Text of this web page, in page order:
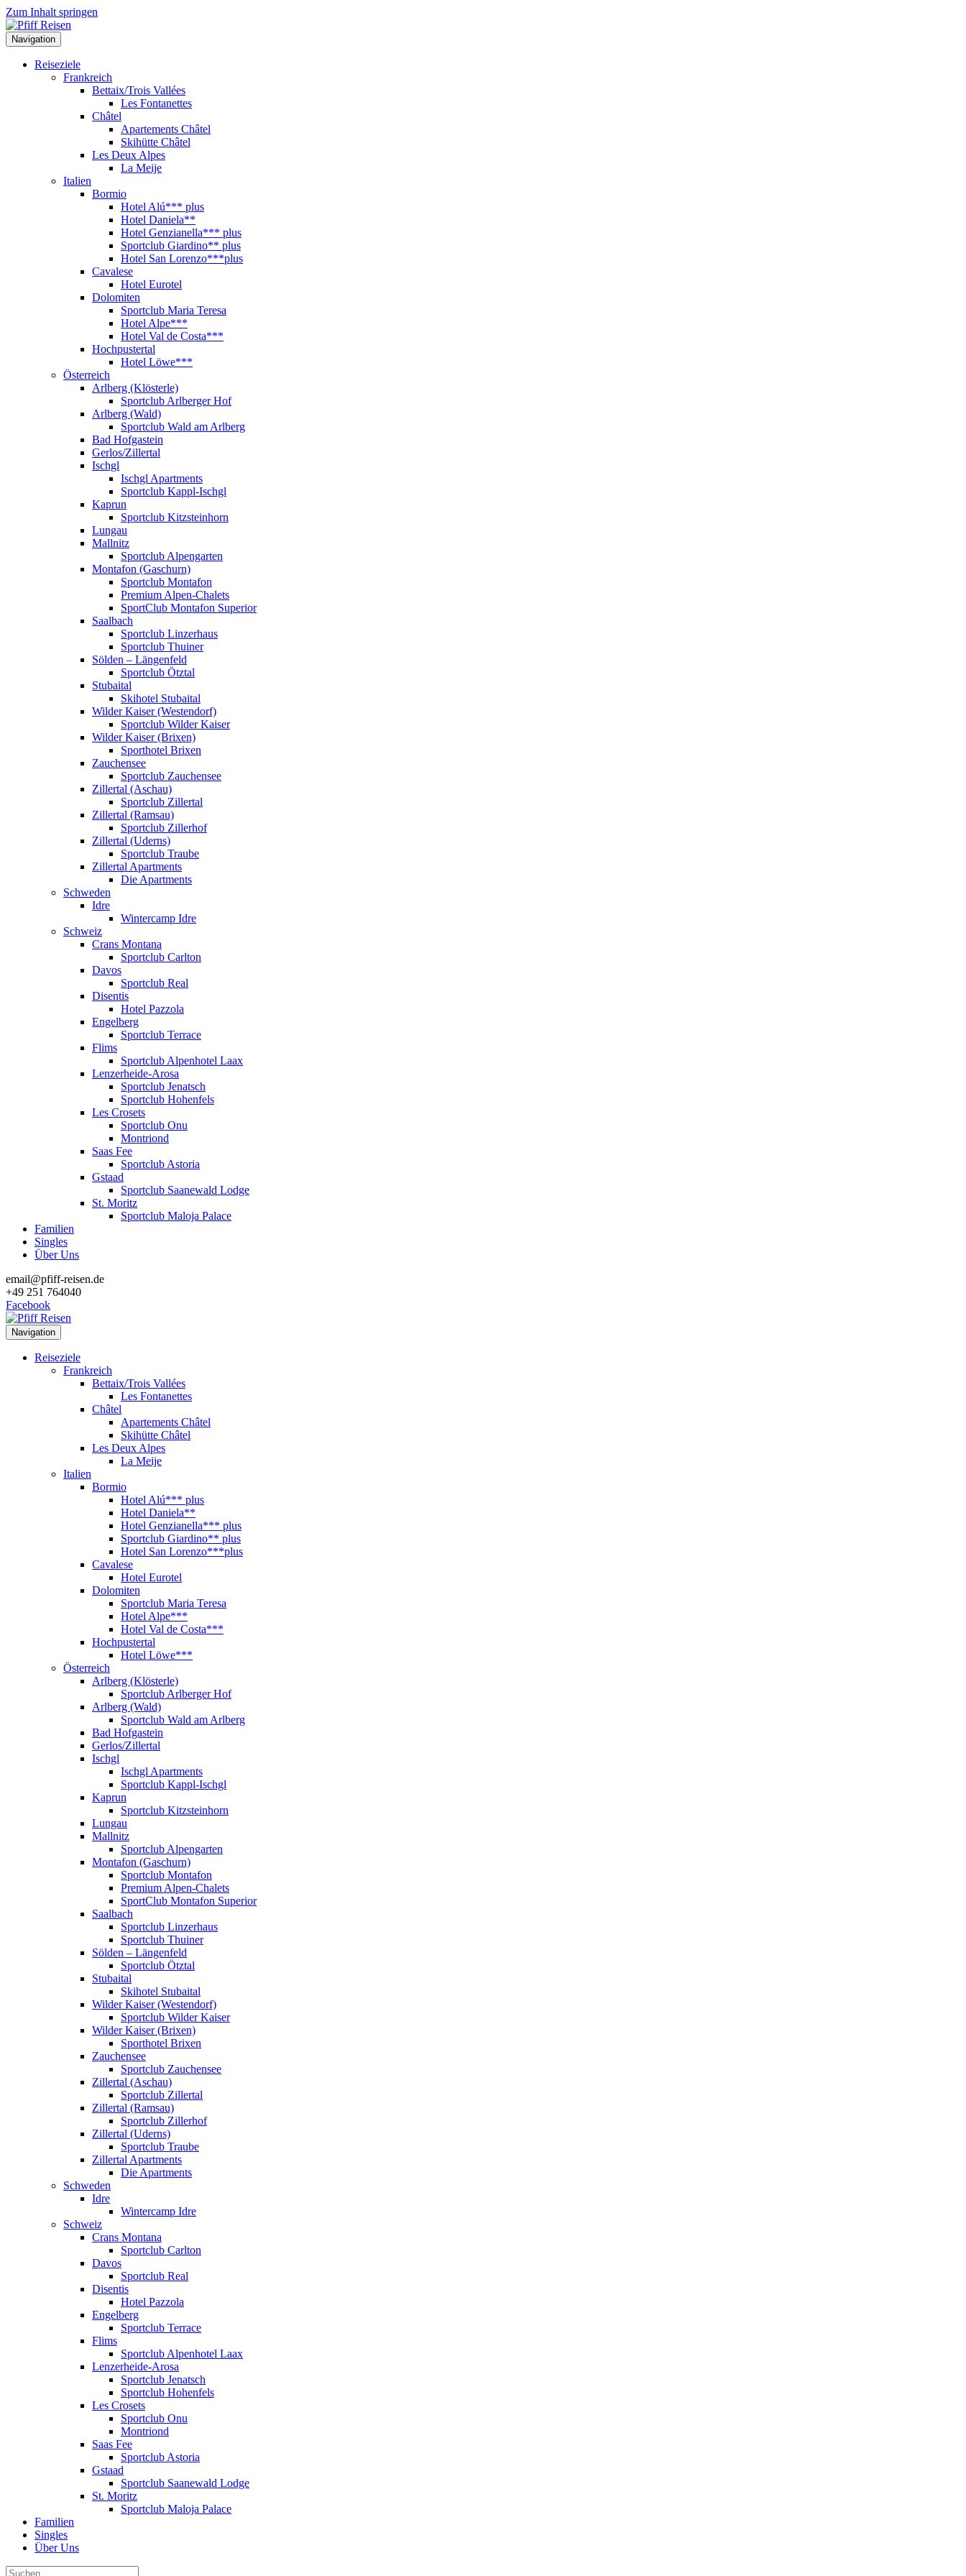
Zum Inhalt springen
Navigation
Reiseziele
Frankreich
Bettaix/Trois Vallées
Les Fontanettes
Châtel
Apartements Châtel
Skihütte Châtel
Les Deux Alpes
La Meije
Italien
Bormio
Hotel Alú*** plus
Hotel Daniela**
Hotel Genzianella*** plus
Sportclub Giardino** plus
Hotel San Lorenzo***plus
Cavalese
Hotel Eurotel
Dolomiten
Sportclub Maria Teresa
Hotel Alpe***
Hotel Val de Costa***
Hochpustertal
Hotel Löwe***
Österreich
Arlberg (Klösterle)
Sportclub Arlberger Hof
Arlberg (Wald)
Sportclub Wald am Arlberg
Bad Hofgastein
Gerlos/Zillertal
Ischgl
Ischgl Apartments
Sportclub Kappl-Ischgl
Kaprun
Sportclub Kitzsteinhorn
Lungau
Mallnitz
Sportclub Alpengarten
Montafon (Gaschurn)
Sportclub Montafon
Premium Alpen-Chalets
SportClub Montafon Superior
Saalbach
Sportclub Linzerhaus
Sportclub Thuiner
Sölden – Längenfeld
Sportclub Ötztal
Stubaital
Skihotel Stubaital
Wilder Kaiser (Westendorf)
Sportclub Wilder Kaiser
Wilder Kaiser (Brixen)
Sporthotel Brixen
Zauchensee
Sportclub Zauchensee
Zillertal (Aschau)
Sportclub Zillertal
Zillertal (Ramsau)
Sportclub Zillerhof
Zillertal (Uderns)
Sportclub Traube
Zillertal Apartments
Die Apartments
Schweden
Idre
Wintercamp Idre
Schweiz
Crans Montana
Sportclub Carlton
Davos
Sportclub Real
Disentis
Hotel Pazzola
Engelberg
Sportclub Terrace
Flims
Sportclub Alpenhotel Laax
Lenzerheide-Arosa
Sportclub Jenatsch
Sportclub Hohenfels
Les Crosets
Sportclub Onu
Montriond
Saas Fee
Sportclub Astoria
Gstaad
Sportclub Saanewald Lodge
St. Moritz
Sportclub Maloja Palace
Familien
Singles
Über Uns
email@pfiff-reisen.de
+49 251 764040
Facebook
Navigation
Reiseziele
Frankreich
Bettaix/Trois Vallées
Les Fontanettes
Châtel
Apartements Châtel
Skihütte Châtel
Les Deux Alpes
La Meije
Italien
Bormio
Hotel Alú*** plus
Hotel Daniela**
Hotel Genzianella*** plus
Sportclub Giardino** plus
Hotel San Lorenzo***plus
Cavalese
Hotel Eurotel
Dolomiten
Sportclub Maria Teresa
Hotel Alpe***
Hotel Val de Costa***
Hochpustertal
Hotel Löwe***
Österreich
Arlberg (Klösterle)
Sportclub Arlberger Hof
Arlberg (Wald)
Sportclub Wald am Arlberg
Bad Hofgastein
Gerlos/Zillertal
Ischgl
Ischgl Apartments
Sportclub Kappl-Ischgl
Kaprun
Sportclub Kitzsteinhorn
Lungau
Mallnitz
Sportclub Alpengarten
Montafon (Gaschurn)
Sportclub Montafon
Premium Alpen-Chalets
SportClub Montafon Superior
Saalbach
Sportclub Linzerhaus
Sportclub Thuiner
Sölden – Längenfeld
Sportclub Ötztal
Stubaital
Skihotel Stubaital
Wilder Kaiser (Westendorf)
Sportclub Wilder Kaiser
Wilder Kaiser (Brixen)
Sporthotel Brixen
Zauchensee
Sportclub Zauchensee
Zillertal (Aschau)
Sportclub Zillertal
Zillertal (Ramsau)
Sportclub Zillerhof
Zillertal (Uderns)
Sportclub Traube
Zillertal Apartments
Die Apartments
Schweden
Idre
Wintercamp Idre
Schweiz
Crans Montana
Sportclub Carlton
Davos
Sportclub Real
Disentis
Hotel Pazzola
Engelberg
Sportclub Terrace
Flims
Sportclub Alpenhotel Laax
Lenzerheide-Arosa
Sportclub Jenatsch
Sportclub Hohenfels
Les Crosets
Sportclub Onu
Montriond
Saas Fee
Sportclub Astoria
Gstaad
Sportclub Saanewald Lodge
St. Moritz
Sportclub Maloja Palace
Familien
Singles
Über Uns